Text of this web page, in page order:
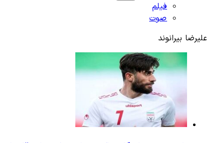
فیلم
صوت
علیرضا بیرانوند